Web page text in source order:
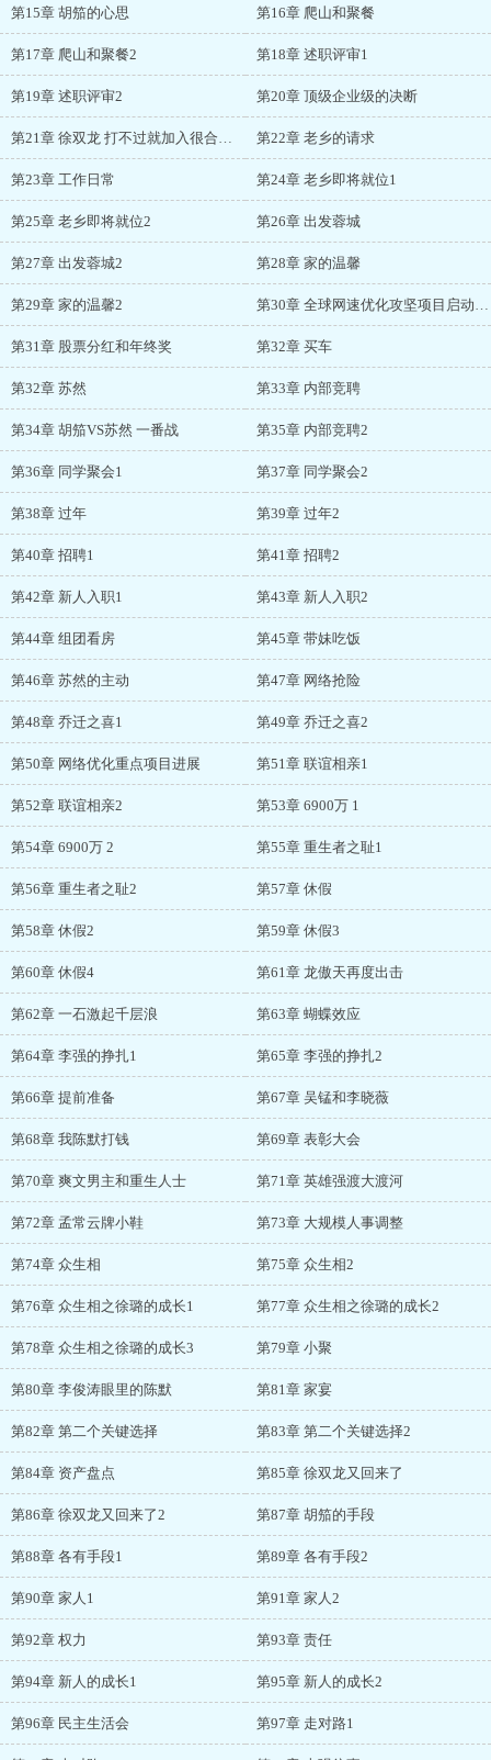
第15章 胡笳的心思 第16章 爬山和聚餐
第17章 爬山和聚餐2 第18章 述职评审1
第19章 述职评审2 第20章 顶级企业级的决断
第21章 徐双龙 打不过就加入很合理吧 第22章 老乡的请求
第23章 工作日常 第24章 老乡即将就位1
第25章 老乡即将就位2 第26章 出发蓉城
第27章 出发蓉城2 第28章 家的温馨
第29章 家的温馨2 第30章 全球网速优化攻坚项目启动大会
第31章 股票分红和年终奖 第32章 买车
第32章 苏然 第33章 内部竞聘
第34章 胡笳VS苏然 一番战 第35章 内部竞聘2
第36章 同学聚会1 第37章 同学聚会2
第38章 过年 第39章 过年2
第40章 招聘1 第41章 招聘2
第42章 新人入职1 第43章 新人入职2
第44章 组团看房 第45章 带妹吃饭
第46章 苏然的主动 第47章 网络抢险
第48章 乔迁之喜1 第49章 乔迁之喜2
第50章 网络优化重点项目进展 第51章 联谊相亲1
第52章 联谊相亲2 第53章 6900万 1
第54章 6900万 2 第55章 重生者之耻1
第56章 重生者之耻2 第57章 休假
第58章 休假2 第59章 休假3
第60章 休假4 第61章 龙傲天再度出击
第62章 一石激起千层浪 第63章 蝴蝶效应
第64章 李强的挣扎1 第65章 李强的挣扎2
第66章 提前准备 第67章 吴锰和李晓薇
第68章 我陈默打钱 第69章 表彰大会
第70章 爽文男主和重生人士 第71章 英雄强渡大渡河
第72章 孟常云牌小鞋 第73章 大规模人事调整
第74章 众生相 第75章 众生相2
第76章 众生相之徐璐的成长1 第77章 众生相之徐璐的成长2
第78章 众生相之徐璐的成长3 第79章 小聚
第80章 李俊涛眼里的陈默 第81章 家宴
第82章 第二个关键选择 第83章 第二个关键选择2
第84章 资产盘点 第85章 徐双龙又回来了
第86章 徐双龙又回来了2 第87章 胡笳的手段
第88章 各有手段1 第89章 各有手段2
第90章 家人1 第91章 家人2
第92章 权力 第93章 责任
第94章 新人的成长1 第95章 新人的成长2
第96章 民主生活会 第97章 走对路1